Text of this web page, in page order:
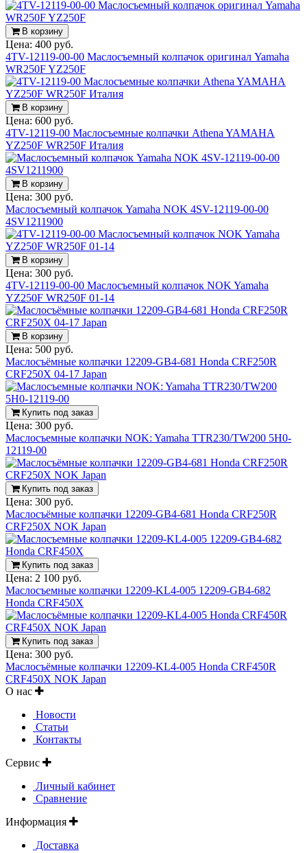
В корзину
Цена: 400 руб.
4TV-12119-00-00 Маслосъемный колпачок оригинал Yamaha
WR250F YZ250F
В корзину
Цена: 600 руб.
4TV-12119-00 Маслосъемные колпачки Athena YAMAHA
YZ250F WR250F Италия
В корзину
Цена: 300 руб.
Маслосъемный колпачок Yamaha NOK 4SV-12119-00-00
4SV1211900
В корзину
Цена: 300 руб.
4TV-12119-00-00 Маслосъемный колпачок NOK Yamaha
YZ250F WR250F 01-14
В корзину
Цена: 500 руб.
Маслосъёмные колпачки 12209-GB4-681 Honda CRF250R
CRF250X 04-17 Japan
Купить под заказ
Цена: 300 руб.
Маслосъемные колпачки NOK: Yamaha TTR230/TW200 5H0-
12119-00
Купить под заказ
Цена: 300 руб.
Маслосъёмные колпачки 12209-GB4-681 Honda CRF250R
CRF250X NOK Japan
Купить под заказ
Цена: 2 100 руб.
Маслосъемные колпачки 12209-KL4-005 12209-GB4-682
Honda CRF450X
Купить под заказ
Цена: 300 руб.
Маслосъёмные колпачки 12209-KL4-005 Honda CRF450R
CRF450X NOK Japan
О нас
Новости
Статьи
Контакты
Сервис
Личный кабинет
Сравнение
Информация
Доставка